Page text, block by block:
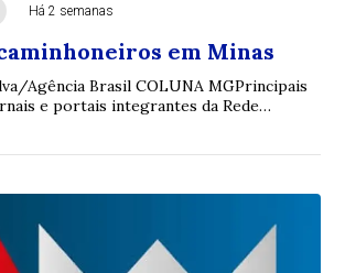
Há 2 semanas
em Minas
Agência Brasil COLUNA MGPrincipais
e portais integrantes da Rede